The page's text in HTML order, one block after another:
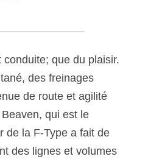
que du plaisir.
des freinages
de route et agilité
qui est le
de la F-Type a fait de
des lignes et volumes